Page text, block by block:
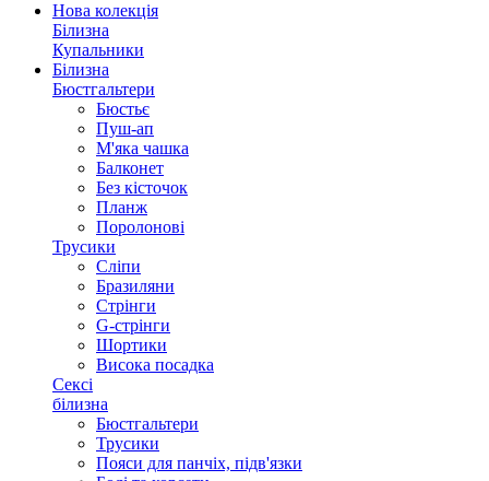
Нова колекція
Білизна
Купальники
Білизна
Бюстгальтери
Бюстьє
Пуш-ап
М'яка чашка
Балконет
Без кісточок
Планж
Поролонові
Трусики
Сліпи
Бразиляни
Стрінги
G-стрінги
Шортики
Висока посадка
Сексі
білизна
Бюстгальтери
Трусики
Пояси для панчіх, підв'язки